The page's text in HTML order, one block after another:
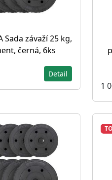
Sada závaží 25 kg,
černá, 6ks
Detail
1